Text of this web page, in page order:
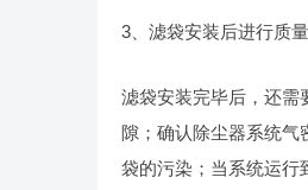
3、滤袋安装后进行质
滤袋安装完毕后，还需
隙；确认除尘器系统气
袋的污染；当系统运行